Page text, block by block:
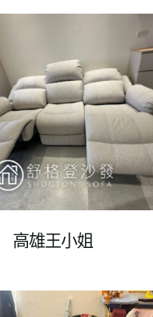
高雄王小姐